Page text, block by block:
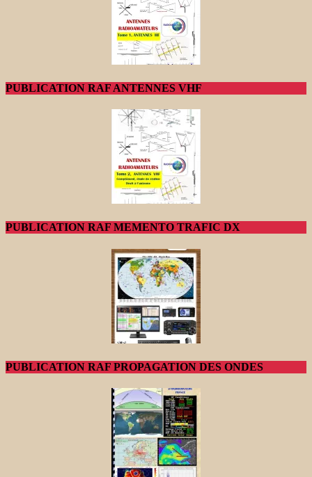
PUBLICATION RAF ANTENNES VHF
PUBLICATION RAF MEMENTO TRAFIC DX
PUBLICATION RAF PROPAGATION DES ONDES